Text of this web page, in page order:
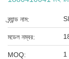
ব্র্যান্ড নাম:
মডেল নম্বর:
MOQ: 1